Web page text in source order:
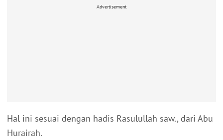
Advertisement
Hal ini sesuai dengan hadis Rasulullah saw., dari Abu
Hurairah.